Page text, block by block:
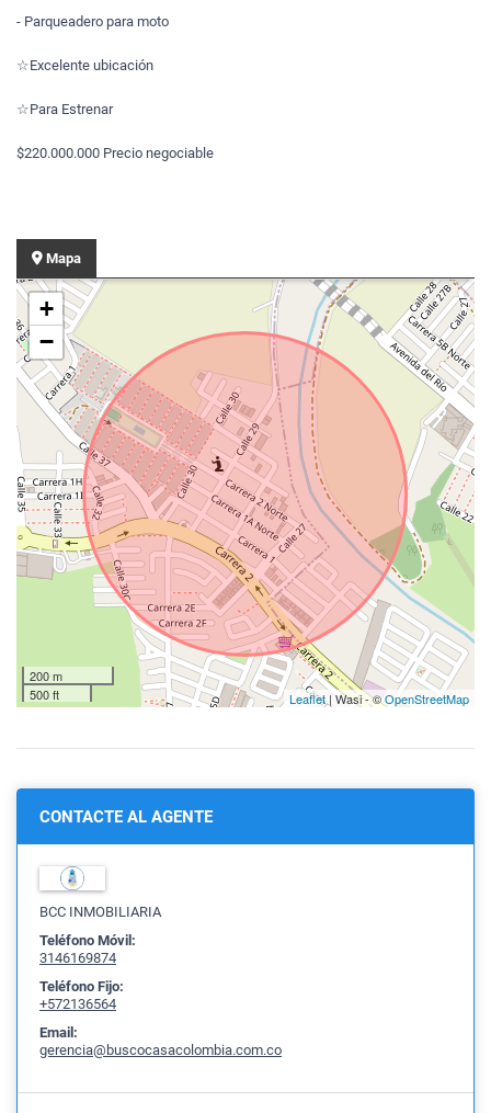
- Parqueadero para moto
☆Excelente ubicación
☆Para Estrenar
$220.000.000 Precio negociable
Mapa
+
−
200 m
500 ft
Leaflet | Wasi - ©OpenStreetMap
CONTACTE AL AGENTE
BCC INMOBILIARIA
Teléfono Móvil:
3146169874
Teléfono Fijo:
+572136564
Email:
gerencia@buscocasacolombia.com.co